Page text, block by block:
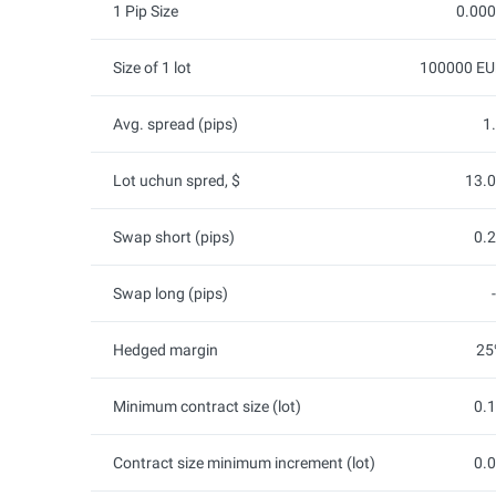
1 Pip Size
Size of 1 lot 100000
Avg. spread (pips)
Lot uchun spred, $
Swap short (pips)
Swap long (pips)
Hedged margin
Minimum contract size (lot)
Contract size minimum increment (lot)